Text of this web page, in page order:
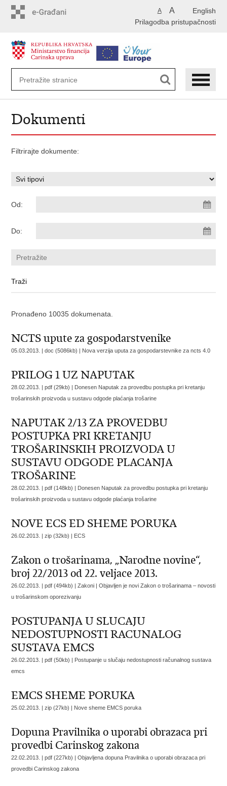
English
A A
Prilagodba pristupačnosti
Dokumenti
Filtrirajte dokumente:
Od:
Do:
Pronađeno 10035 dokumenata.
NCTS upute za gospodarstvenike
05.03.2013. | doc (5086kb) | Nova verzija uputa za gospodarstevnike za ncts 4.0
PRILOG 1 UZ NAPUTAK
28.02.2013. | pdf (29kb) | Donesen Naputak za provedbu postupka pri kretanju
trošarinskih proizvoda u sustavu odgode plaćanja trošarine
NAPUTAK 2/13 ZA PROVEDBU
POSTUPKA PRI KRETANJU
TROŠARINSKIH PROIZVODA U
SUSTAVU ODGODE PLACANJA
TROŠARINE
28.02.2013. | pdf (148kb) | Donesen Naputak za provedbu postupka pri kretanju
trošarinskih proizvoda u sustavu odgode plaćanja trošarine
NOVE ECS ED SHEME PORUKA
26.02.2013. | zip (32kb) | ECS
Zakon o trošarinama, „Narodne novine“,
broj 22/2013 od 22. veljace 2013.
26.02.2013. | pdf (494kb) | Zakoni |Objavljen je novi Zakon o trošarinama – novosti
u trošarinskom oporezivanju
POSTUPANJA U SLUCAJU
NEDOSTUPNOSTI RACUNALOG
SUSTAVA EMCS
26.02.2013. | pdf (50kb) | Postupanje u slučaju nedostupnosti računalnog sustava
emcs
EMCS SHEME PORUKA
25.02.2013. | zip (27kb) | Nove sheme EMCS poruka
Dopuna Pravilnika o uporabi obrazaca pri
provedbi Carinskog zakona
22.02.2013. | pdf (227kb) |Objavljena dopuna Pravilnika o uporabi obrazaca pri
provedbi Carinskog zakona